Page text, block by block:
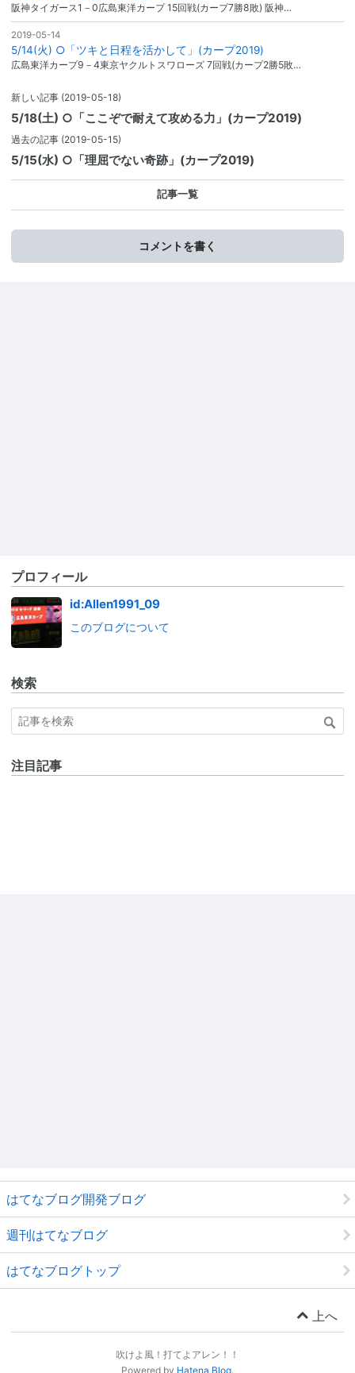
阪神タイガース1－0広島東洋カープ 15回戦(カープ7勝8敗) 阪神…
2019-05-14
5/14(火) ○「ツキと日程を活かして」(カープ2019)
広島東洋カープ9－4東京ヤクルトスワローズ 7回戦(カープ2勝5敗…
新しい記事 (2019-05-18)
5/18(土) ○「ここぞで耐えて攻める力」(カープ2019)
過去の記事 (2019-05-15)
5/15(水) ○「理屈でない奇跡」(カープ2019)
記事一覧
コメントを書く
プロフィール
id:Allen1991_09
このブログについて
検索
注目記事
はてなブログ開発ブログ
週刊はてなブログ
はてなブログトップ
上へ
吹けよ風！打てよアレン！！
Powered by Hatena Blog.